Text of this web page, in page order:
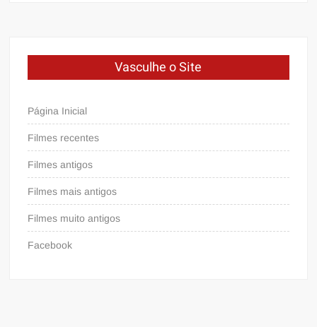
Vasculhe o Site
Página Inicial
Filmes recentes
Filmes antigos
Filmes mais antigos
Filmes muito antigos
Facebook